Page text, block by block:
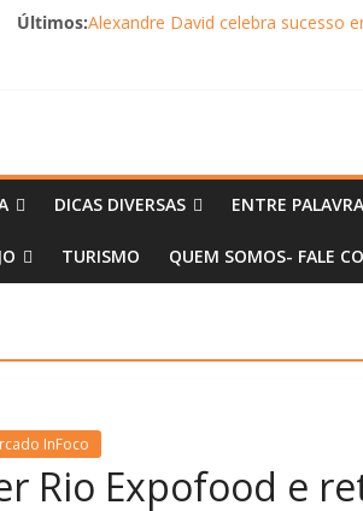
Últimos:Alexandre David celebra sucesso
DICAS DIVERSAS ENTRE
TURISMO QUEM SOMOS- FALE
InFoco
Rio Expofood e